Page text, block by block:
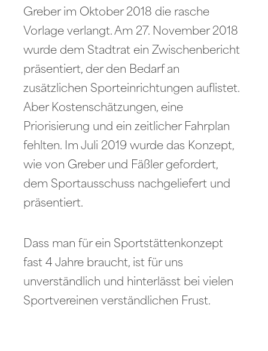
Greber im Oktober 2018 die rasche
Vorlage verlangt. Am 27. November 2018
wurde dem Stadtrat ein Zwischenbericht
präsentiert, der den Bedarf an
zusätzlichen Sporteinrichtungen auflistet.
Aber Kostenschätzungen, eine
Priorisierung und ein zeitlicher Fahrplan
fehlten. Im Juli 2019 wurde das Konzept,
wie von Greber und Fäßler gefordert,
dem Sportausschuss nachgeliefert und
präsentiert.
Dass man für ein Sportstättenkonzept
fast 4 Jahre braucht, ist für uns
unverständlich und hinterlässt bei vielen
Sportvereinen verständlichen Frust.